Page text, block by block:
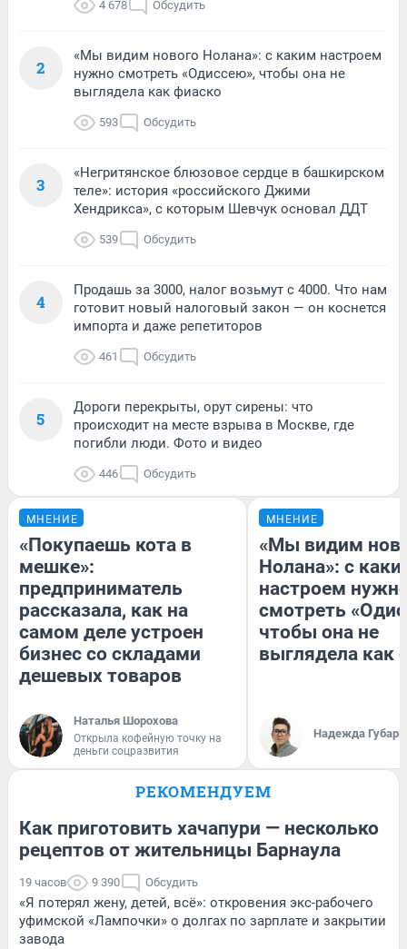
4 678 Обсудить
2
«Мы видим нового Нолана»: с каким настроем
нужно смотреть «Одиссею», чтобы она не
выглядела как фиаско
593 Обсудить
3
«Негритянское блюзовое сердце в башкирском
теле»: история «российского Джими
Хендрикса», с которым Шевчук основал ДДТ
539 Обсудить
4
Продашь за 3000, налог возьмут с 4000. Что нам
готовит новый налоговый закон — он коснется
импорта и даже репетиторов
461 Обсудить
5
Дороги перекрыты, орут сирены: что
происходит на месте взрыва в Москве, где
погибли люди. Фото и видео
446 Обсудить
МНЕНИЕ
«Покупаешь кота в
мешке»:
предприниматель
рассказала, как на
самом деле устроен
бизнес со складами
дешевых товаров
Наталья Шорохова
Открыла кофейную точку на
деньги соцразвития
МНЕНИЕ
«Мы видим
Нолана»: с
настроем
смотреть
чтобы она не
выглядела как
Надежда Губарь
РЕКОМЕНДУЕМ
Как приготовить хачапури — несколько
рецептов от жительницы Барнаула
19 часов 9 390 Обсудить
«Я потерял жену, детей, всё»: откровения экс-рабочего
уфимской «Лампочки» о долгах по зарплате и закрытии
завода